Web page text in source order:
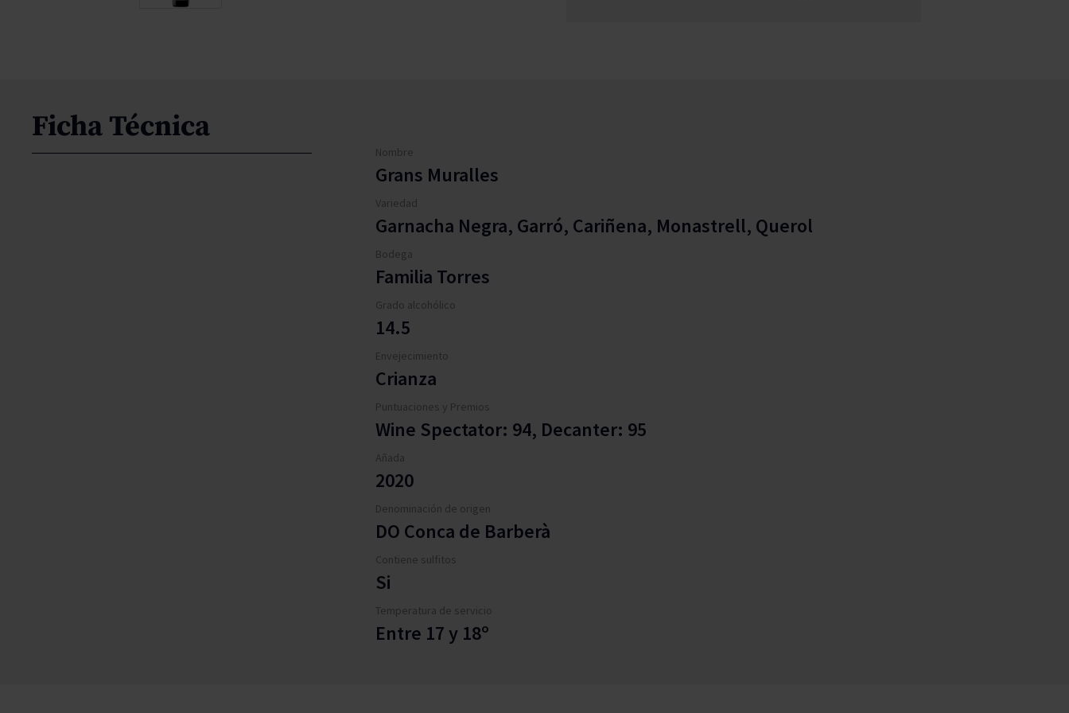
Ficha Técnica
Nombre
Grans Muralles
Variedad
Garnacha Negra, Garró, Cariñena, Monastrell, Querol
Bodega
Familia Torres
Grado alcohólico
14.5
Envejecimiento
Crianza
Puntuaciones y Premios
Wine Spectator: 94, Decanter: 95
Añada
2020
Denominación de origen
DO Conca de Barberà
Contiene sulfitos
Si
Temperatura de servicio
Entre 17 y 18º